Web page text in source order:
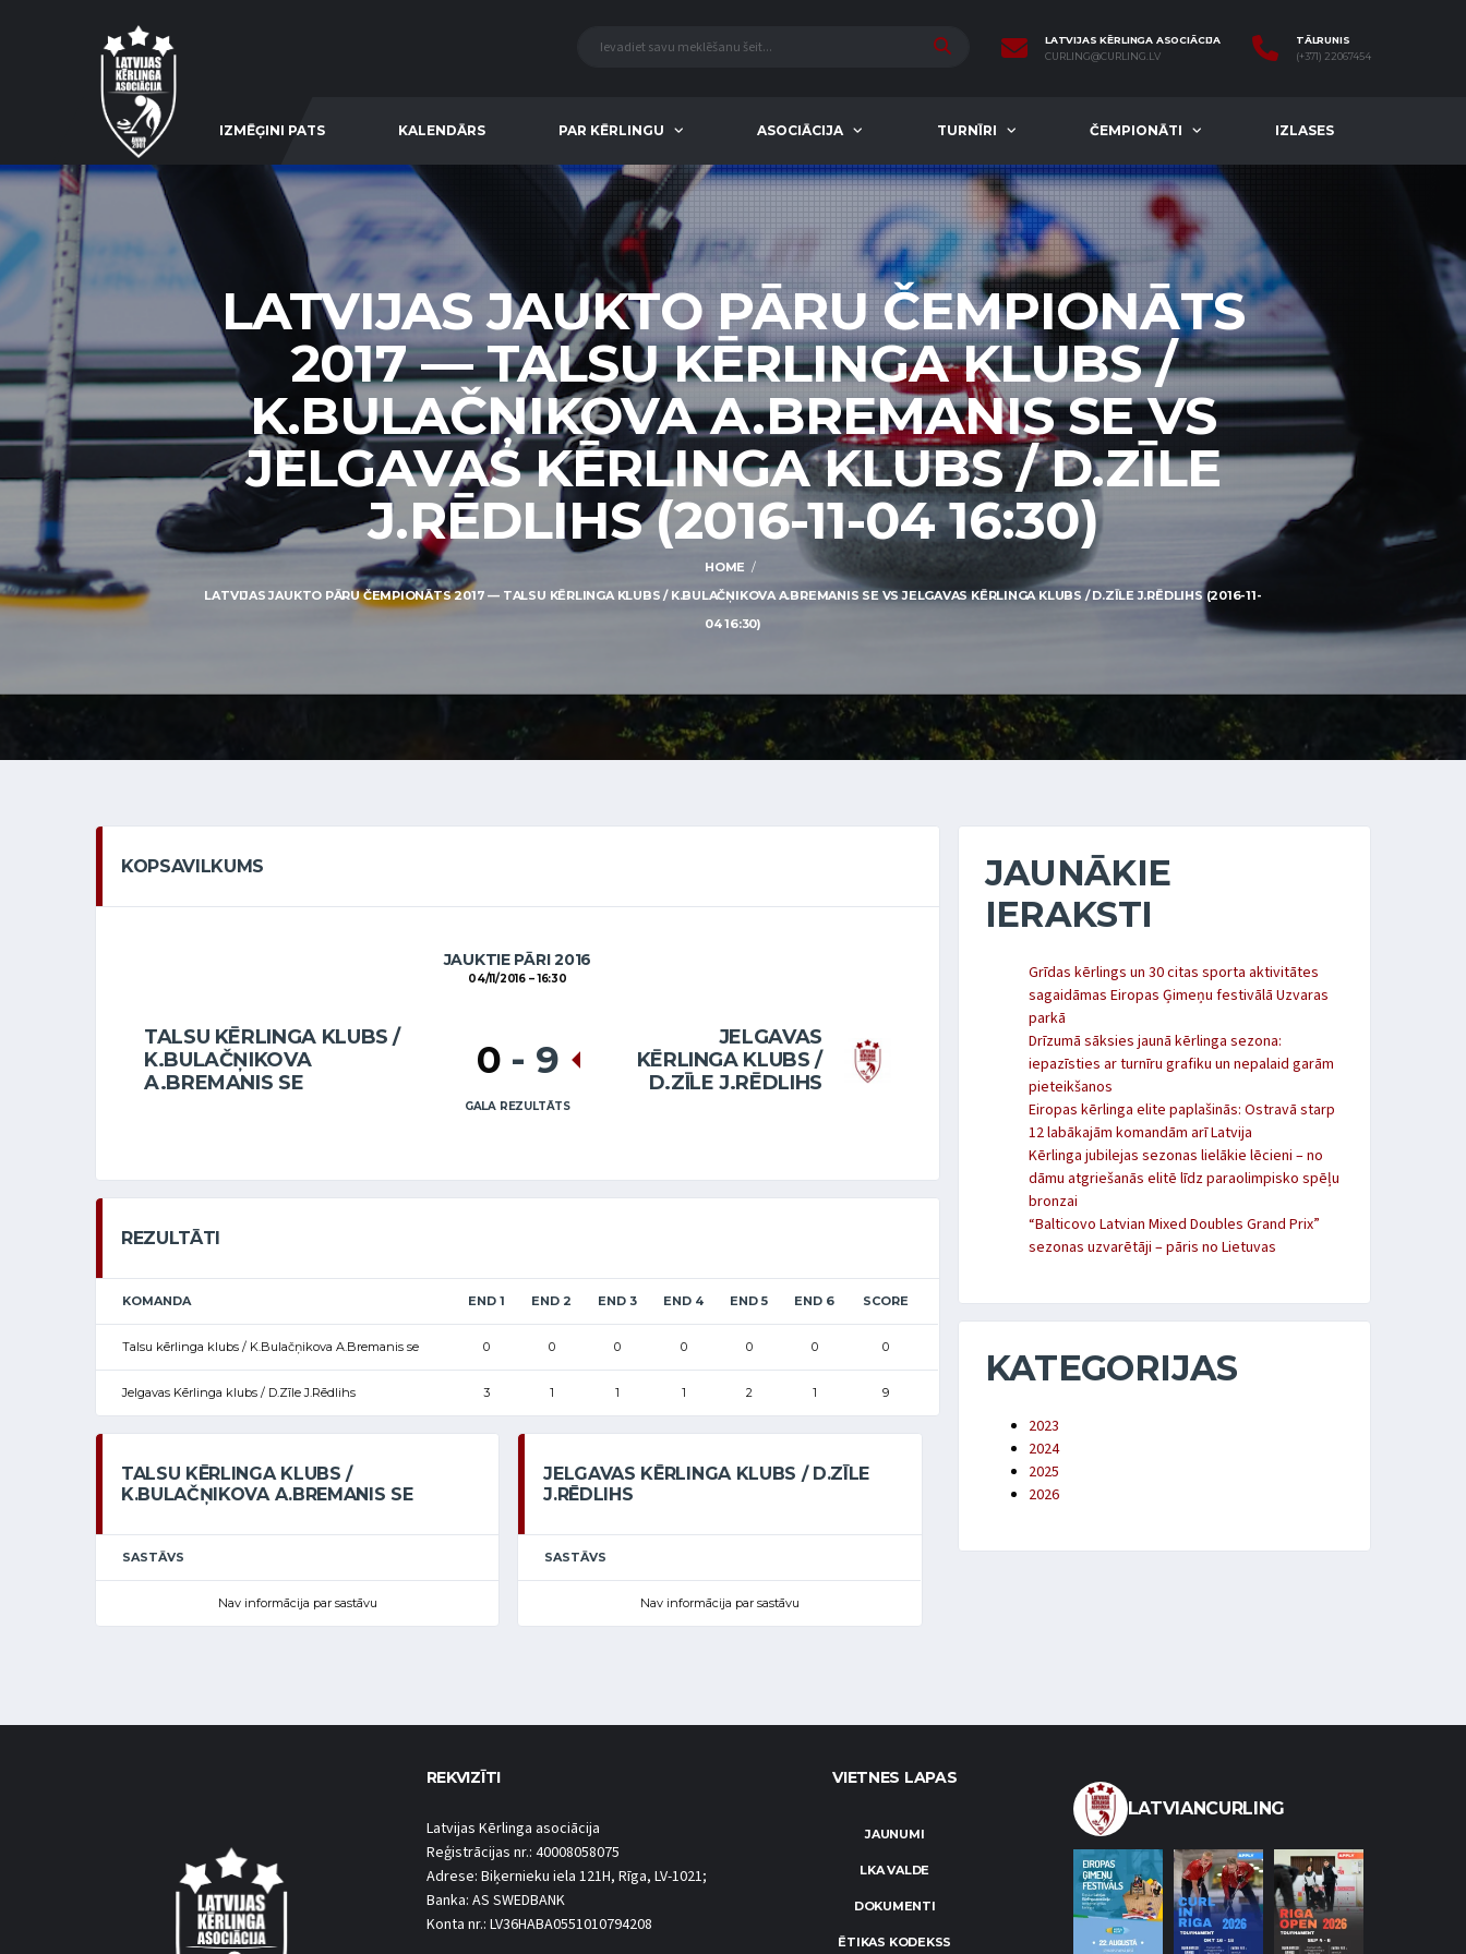
LATVIJAS KĒRLINGA ASOCIĀCIJA
CURLING@CURLING.LV
TĀLRUNIS
(+371) 22067454
IZMĒĢINI PATS KALENDĀRS PAR KĒRLINGU ASOCIĀCIJA TURNĪRI ČEMPIONĀTI IZLASES
LATVIJAS JAUKTO PĀRU ČEMPIONĀTS
2017 — TALSU KĒRLINGA KLUBS /
K.BULAČŅIKOVA A.BREMANIS SE VS
JELGAVAS KĒRLINGA KLUBS / D.ZĪLE
J.RĒDLIHS (2016-11-04 16:30)
HOME
LATVIJAS JAUKTO PĀRU ČEMPIONĀTS 2017 — TALSU KĒRLINGA KLUBS / K.BULAČŅIKOVA A.BREMANIS SE VS JELGAVAS KĒRLINGA KLUBS / D.ZĪLE J.RĒDLIHS (2016-11-
04 16:30)
KOPSAVILKUMS
JAUKTIE PĀRI 2016
04/11/2016 16:30
TALSU KĒRLINGA KLUBS /
K.BULAČŅIKOVA
A.BREMANIS SE
JELGAVAS
KĒRLINGA KLUBS /
D.ZĪLE J.RĒDLIHS
0 - 9
GALA REZULTĀTS
REZULTĀTI
KOMANDA END 1 END 2 END 3 END 4 END 5 END 6 SCORE
Talsu kērlinga klubs / K.Bulačņikova A.Bremanis se 0 0 0 0 0 0 0
Jelgavas Kērlinga klubs / D.Zīle J.Rēdlihs 3 1 1 1 2 1 9
TALSU KĒRLINGA KLUBS /
K.BULAČŅIKOVA A.BREMANIS SE
SASTĀVS
Nav informācija par sastāvu
JELGAVAS KĒRLINGA KLUBS / D.ZĪLE
J.RĒDLIHS
SASTĀVS
Nav informācija par sastāvu
JAUNĀKIE
IERAKSTI
Grīdas kērlings un 30 citas sporta aktivitātes
sagaidāmas Eiropas Ģimeņu festivālā Uzvaras
parkā
Drīzumā sāksies jaunā kērlinga sezona:
iepazīsties ar turnīru grafiku un nepalaid garām
pieteikšanos
Eiropas kērlinga elite paplašinās: Ostravā starp
12 labākajām komandām arī Latvija
Kērlinga jubilejas sezonas lielākie lēcieni – no
dāmu atgriešanās elitē līdz paraolimpisko spēļu
bronzai
“Balticovo Latvian Mixed Doubles Grand Prix”
sezonas uzvarētāji – pāris no Lietuvas
KATEGORIJAS
2023
2024
2025
2026
REKVIZĪTI
Latvijas Kērlinga asociācija
Reģistrācijas nr.: 40008058075
Adrese: Biķernieku iela 121H, Rīga, LV-1021;
Banka: AS SWEDBANK
Konta nr.: LV36HABA0551010794208
VIETNES LAPAS
JAUNUMI
LKA VALDE
DOKUMENTI
ĒTIKAS KODEKSS
LATVIANCURLING